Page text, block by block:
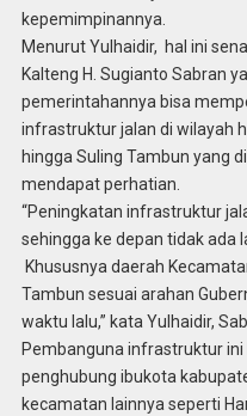
kepemimpinannya.
Menurut Yulhaidir, hal ini
Kalteng H. Sugianto Sabran
pemerintahannya bisa
infrastruktur jalan di wilayah
hingga Suling Tambun yang
mendapat perhatian.
“Peningkatan infrastruktur
sehingga ke depan tidak ada
Khususnya daerah
Tambun sesuai arahan
waktu lalu,” kata Yulhaidir,
Pembanguna infrastruktur
penghubung ibukota
kecamatan lainnya seperti